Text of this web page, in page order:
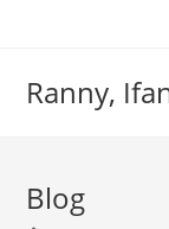
Ranny,
Blog